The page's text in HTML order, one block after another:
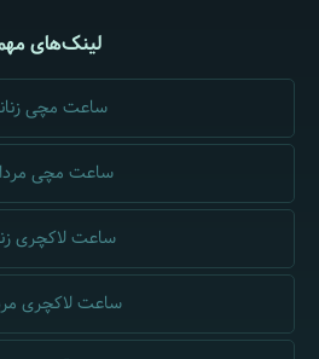
لینک‌های
ساعت مچی
ساعت مچی
ساعت لاکچری
ساعت لاکچری